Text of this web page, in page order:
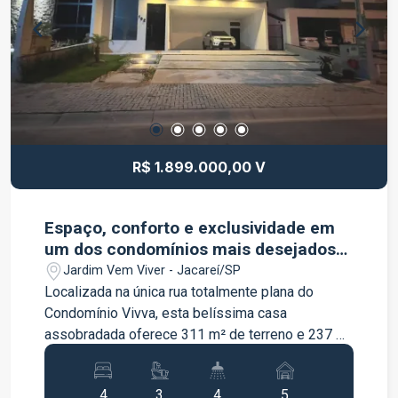
FRANÇA IMOBILIÁRIA, A GENTE FACILITA, VOCÊ
REALIZA!
R$ 1.899.000,00 V
Espaço, conforto e exclusividade em
um dos condomínios mais desejados
de Jacareí.
Jardim Vem Viver - Jacareí/SP
Localizada na única rua totalmente plana do
Condomínio Vivva, esta belíssima casa
assobradada oferece 311 m² de terreno e 237 m²
de área construída, com ambientes amplos e
muito bem distribuídos para proporcionar